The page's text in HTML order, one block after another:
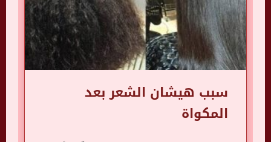
سبب هيشان الشعر بعد
المكواة